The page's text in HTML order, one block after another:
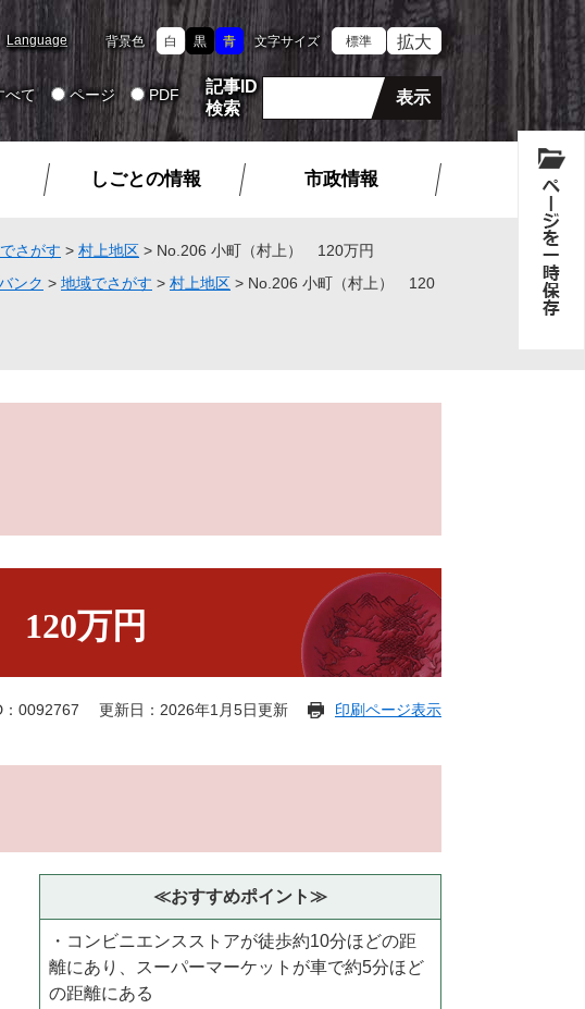
Language 背景色 白 黒 青 文字サイズ 標準 拡大
べて ページ PDF
記事ID
検索
しごとの情報 市政情報
さがす > 村上地区 > No.206 小町（村上） 120万円
ンク > 地域でさがす > 村上地区 > No.206 小町（村上） 120
120万円
0092767 更新日：2026年1月5日更新 印刷ページ表示
≪おすすめポイント≫
・コンビニエンスストアが徒歩約10分ほどの距
離にあり、スーパーマーケットが車で約5分ほど
の距離にある